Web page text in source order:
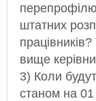
штатних
вище
3) Коли
станом на